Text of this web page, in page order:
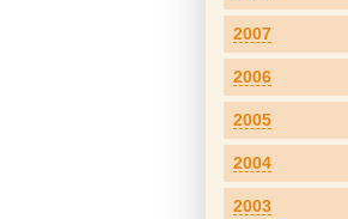
2007
2006
2005
2004
2003